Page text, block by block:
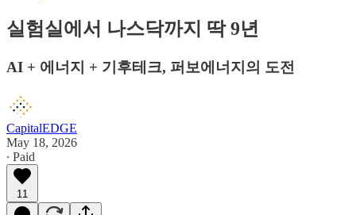
실험실에서 나스닥까지 딱 9년
AI + 에너지 + 기후테크, 퍼보에너지의 도전
CapitalEDGE
May 18, 2026
∙ Paid
11